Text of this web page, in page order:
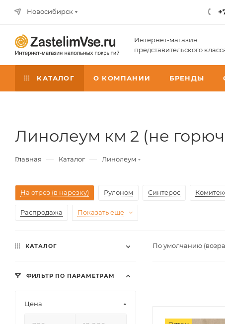
Новосибирск
Интернет-магазин
представительского
КАТАЛОГ О КОМПАНИИ БРЕНДЫ
Линолеум км 2 (не
Главная — Каталог — Линолеум
На отрез (в нарезку) Рулоном Синтерос
Распродажа Показать еще
По умолчанию
КАТАЛОГ
ФИЛЬТР ПО ПАРАМЕТРАМ
Цена